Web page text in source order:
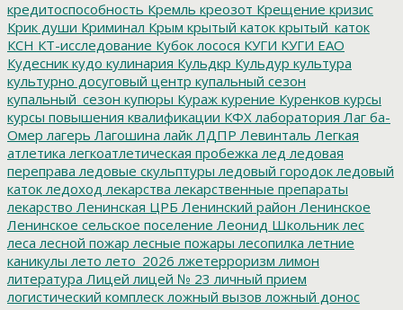
кредитоспособность Кремль креозот Крещение кризис
Крик души Криминал Крым крытый каток крытый_каток
КСН КТ-исследование Кубок лосося КУГИ КУГИ ЕАО
Кудесник кудо кулинария Кульдкр Кульдур культура
культурно досуговый центр купальный сезон
купальный_сезон купюры Кураж курение Куренков курсы
курсы повышения квалификации КФХ лаборатория Лаг ба-
Омер лагерь Лагошина лайк ЛДПР Левинталь Легкая
атлетика легкоатлетическая пробежка лед ледовая
переправа ледовые скульптуры ледовый городок ледовый
каток ледоход лекарства лекарственные препараты
лекарство Ленинская ЦРБ Ленинский район Ленинское
Ленинское сельское поселение Леонид Школьник лес
леса лесной пожар лесные пожары лесопилка летние
каникулы лето лето_2026 лжетерроризм лимон
литература Лицей лицей № 23 личный прием
логистический комплеск ложный вызов ложный донос